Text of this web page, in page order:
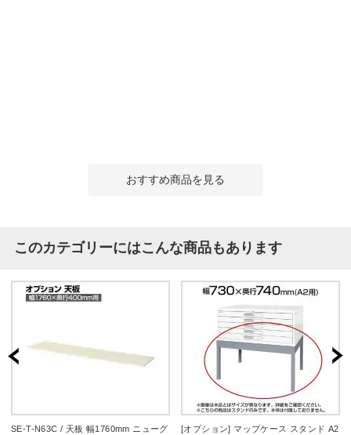
おすすめ商品を見る
このカテゴリーにはこんな商品もあります
SE-T-N63C / 天板 幅1760mm ニューグ
[オプション] マップケース スタンド A2